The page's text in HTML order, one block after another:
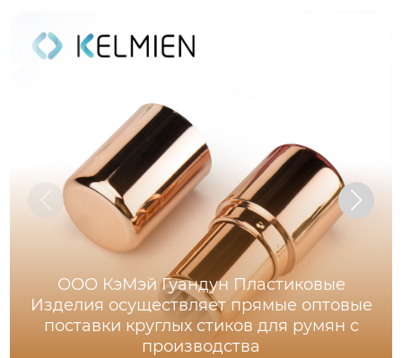
ООО КэМэй Гуандун Пластиковые
Изделия осуществляет прямые оптовые
поставки круглых стиков для румян с
производства